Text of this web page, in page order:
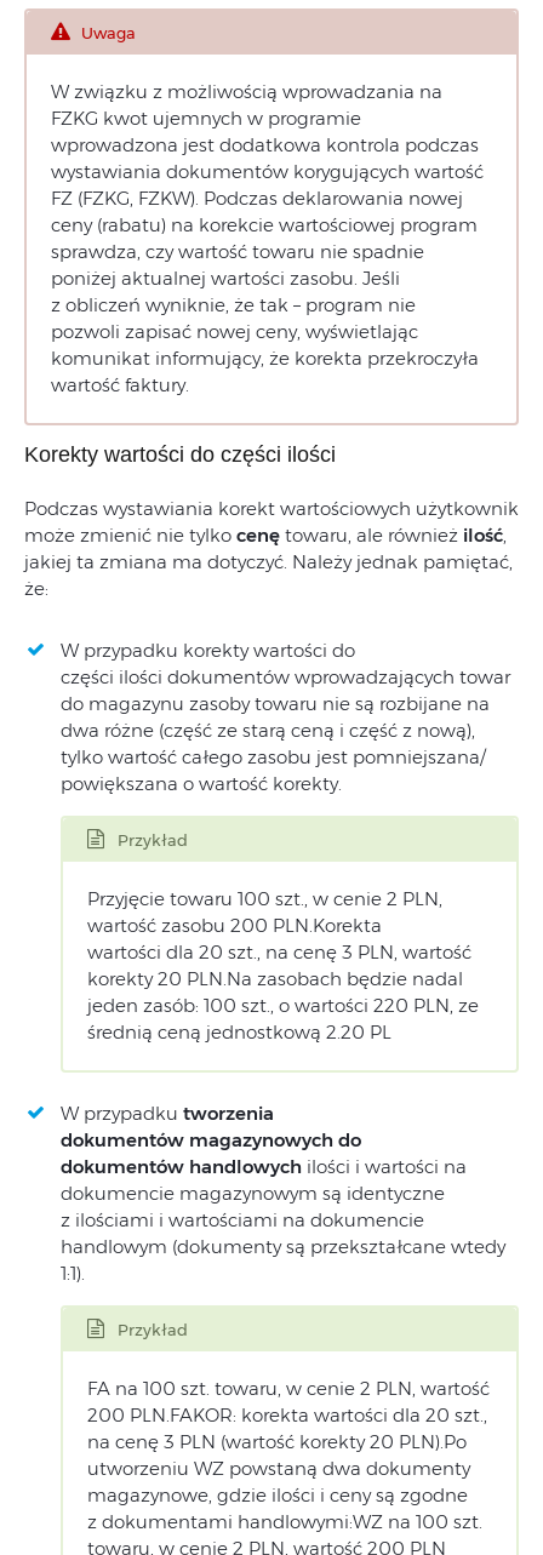
Uwaga
W związku z możliwością wprowadzania na
FZKG kwot ujemnych w programie
wprowadzona jest dodatkowa kontrola podczas
wystawiania dokumentów korygujących wartość
FZ (FZKG, FZKW). Podczas deklarowania nowej
ceny (rabatu) na korekcie wartościowej program
sprawdza, czy wartość towaru nie spadnie
poniżej aktualnej wartości zasobu. Jeśli
z obliczeń wyniknie, że tak – program nie
pozwoli zapisać nowej ceny, wyświetlając
komunikat informujący, że korekta przekroczyła
wartość faktury.
Korekty wartości do części ilości
Podczas wystawiania korekt wartościowych użytkownik
może zmienić nie tylko cenę towaru, ale również ilość,
jakiej ta zmiana ma dotyczyć. Należy jednak pamiętać,
że:
W przypadku korekty wartości do
części ilości dokumentów wprowadzających towar
do magazynu zasoby towaru nie są rozbijane na
dwa różne (część ze starą ceną i część z nową),
tylko wartość całego zasobu jest pomniejszana/
powiększana o wartość korekty.
Przykład
Przyjęcie towaru 100 szt., w cenie 2 PLN,
wartość zasobu 200 PLN.Korekta
wartości dla 20 szt., na cenę 3 PLN, wartość
korekty 20 PLN.Na zasobach będzie nadal
jeden zasób: 100 szt., o wartości 220 PLN, ze
średnią ceną jednostkową 2.20 PL
W przypadku tworzenia
dokumentów magazynowych do
dokumentów handlowych ilości i wartości na
dokumencie magazynowym są identyczne
z ilościami i wartościami na dokumencie
handlowym (dokumenty są przekształcane wtedy
1:1).
Przykład
FA na 100 szt. towaru, w cenie 2 PLN, wartość
200 PLN.FAKOR: korekta wartości dla 20 szt.,
na cenę 3 PLN (wartość korekty 20 PLN).Po
utworzeniu WZ powstaną dwa dokumenty
magazynowe, gdzie ilości i ceny są zgodne
z dokumentami handlowymi:WZ na 100 szt.
towaru, w cenie 2 PLN, wartość 200 PLN